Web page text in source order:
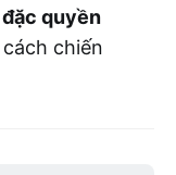
quyền
chiến